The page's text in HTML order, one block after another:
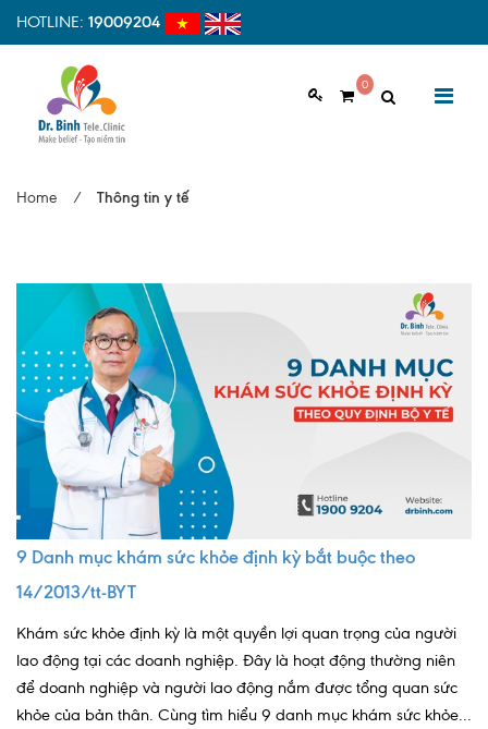
HOTLINE: 19009204
0
TRANG CHỦ
Vì sao nên chọn Dr.Binh Tele_Clinic
Cơ sở vật chất
Hợp tác quốc tế
Quy trình khám bệnh tại Dr. Binh
Quy trình khám BHYT
Hồ sơ năng lực phòng khám
Thông tin y tế
Tin Ưu đãi
Home / Thông tin y tế
9 Danh mục khám sức khỏe định kỳ bắt buộc theo
14/2013/tt-BYT
Khám sức khỏe định kỳ là một quyền lợi quan trọng của người
lao động tại các doanh nghiệp. Đây là hoạt động thường niên
để doanh nghiệp và người lao động nắm được tổng quan sức
khỏe của bản thân. Cùng tìm hiểu 9 danh mục khám sức khỏe...